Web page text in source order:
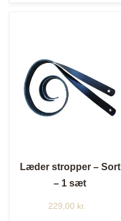
Læder stropper – Sort
– 1 sæt
229,00 kr.